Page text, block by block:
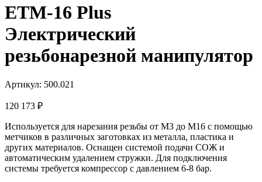
ETM-16 Plus
Электрический
резьбонарезной манипулятор
Артикул: 500.021
120 173 ₽
Используется для нарезания резьбы от М3 до М16 с помощью
метчиков в различных заготовках из металла, пластика и
других материалов. Оснащен системой подачи СОЖ и
автоматическим удалением стружки. Для подключения
системы требуется компрессор с давлением 6-8 бар.